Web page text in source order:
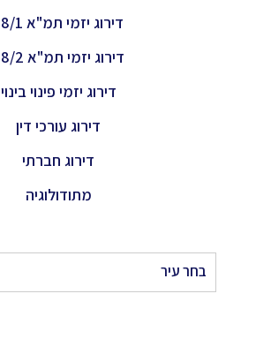
דירוג יזמי תמ"א 38/1
דירוג יזמי תמ"א 38/2
דירוג יזמי פינוי בינוי
דירוג עורכי דין
דירוג חברתי
מתודולוגיה